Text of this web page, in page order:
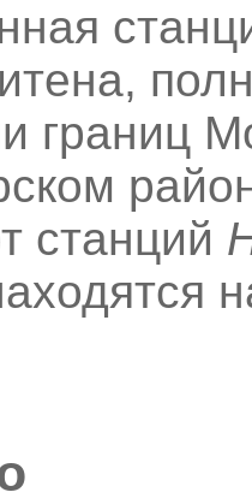
границ
станций